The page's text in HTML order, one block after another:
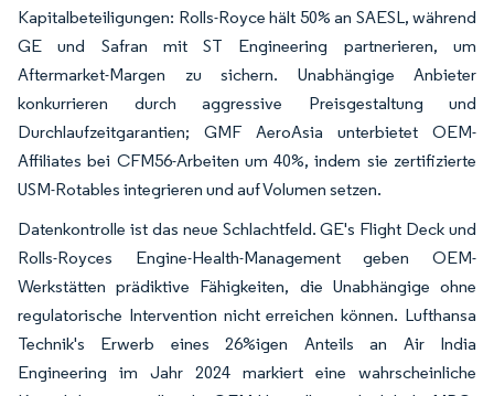
Kapitalbeteiligungen: Rolls-Royce hält 50% an SAESL, während
GE und Safran mit ST Engineering partnerieren, um
Aftermarket-Margen zu sichern. Unabhängige Anbieter
konkurrieren durch aggressive Preisgestaltung und
Durchlaufzeitgarantien; GMF AeroAsia unterbietet OEM-
Affiliates bei CFM56-Arbeiten um 40%, indem sie zertifizierte
USM-Rotables integrieren und auf Volumen setzen.
Datenkontrolle ist das neue Schlachtfeld. GE's Flight Deck und
Rolls-Royces Engine-Health-Management geben OEM-
Werkstätten prädiktive Fähigkeiten, die Unabhängige ohne
regulatorische Intervention nicht erreichen können. Lufthansa
Technik's Erwerb eines 26%igen Anteils an Air India
Engineering im Jahr 2024 markiert eine wahrscheinliche